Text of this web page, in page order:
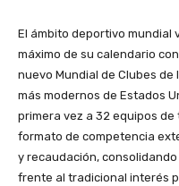
El ámbito deportivo mundial
máximo de su calendario
nuevo Mundial de Clubes de
más modernos de Estados
primera vez a 32 equipos
formato de competencia
y recaudación,
frente al tradicional interés